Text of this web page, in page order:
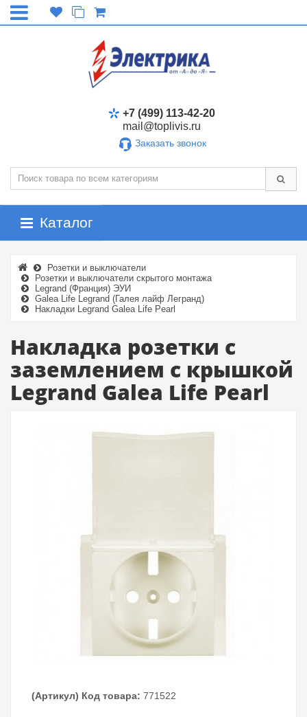
+7 (499) 113-42-20
mail@toplivis.ru
Заказать звонок
Каталог
Розетки и выключатели
Розетки и выключатели скрытого монтажа
Legrand (Франция) ЭУИ
Galea Life Legrand (Галея лайф Легранд)
Накладки Legrand Galea Life Pearl
Накладка розетки с
заземлением с крышкой
Legrand Galea Life Pearl
(Артикул) Код товара: 771522